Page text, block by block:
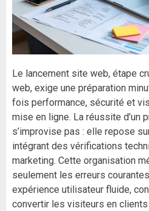
Le lancement site web, étape
web, exige une préparation
fois performance, sécurité et
mise en ligne. La réussite d’un
s’improvise pas : elle repose
intégrant des vérifications
marketing. Cette organisation
seulement les erreurs
expérience utilisateur fluide,
convertir les visiteurs en